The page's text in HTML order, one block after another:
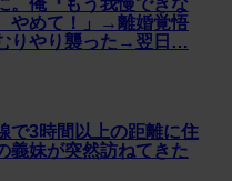
やめて！」→離婚覚悟
りやり襲った→翌日…
で3時間以上の距離に住
義妹が突然訪ねてきた